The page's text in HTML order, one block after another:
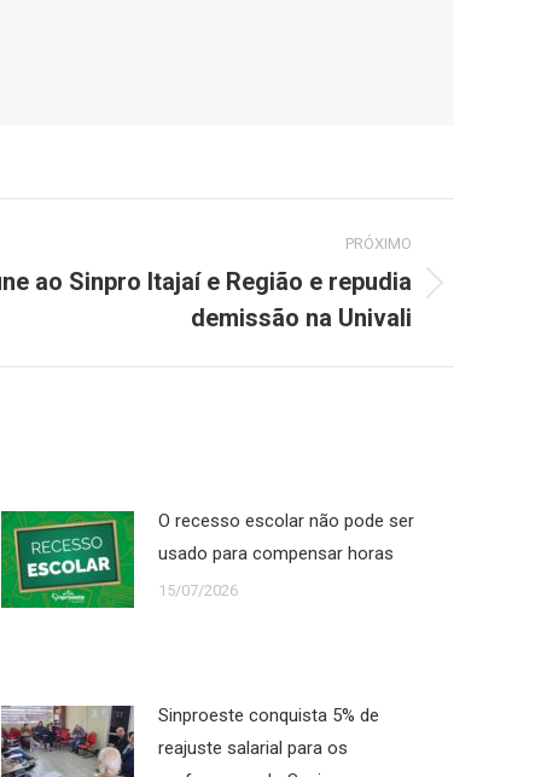
PRÓXIMO
ao Sinpro Itajaí e Região e repudia
demissão na Univali
O recesso escolar não pode ser
usado para compensar horas
15/07/2026
Sinproeste conquista 5% de
reajuste salarial para os